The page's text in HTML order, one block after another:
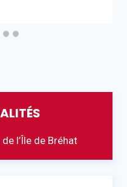
l’Île de Bréhat